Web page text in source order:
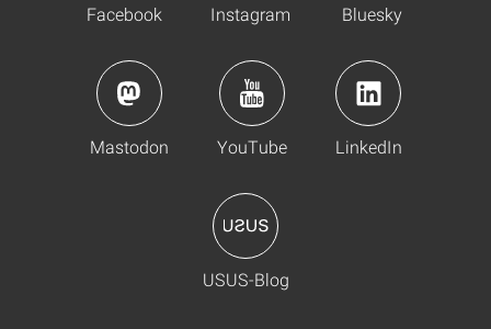
Facebook Instagram Bluesky
Mastodon YouTube LinkedIn
USUS-Blog